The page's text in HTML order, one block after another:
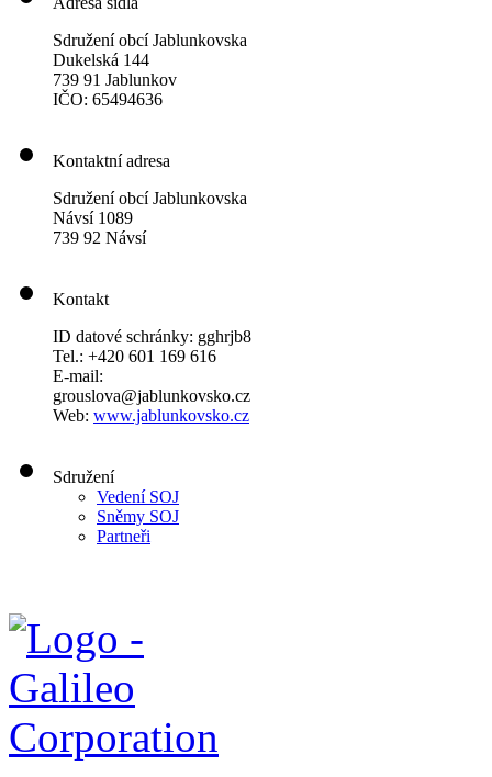
Sdružení obcí Jablunkovska
Dukelská 144
739 91 Jablunkov
IČO: 65494636
Kontaktní adresa
Sdružení obcí Jablunkovska
Návsí 1089
739 92 Návsí
Kontakt
ID datové schránky: gghrjb8
Tel.: +420 601 169 616
E-mail:
grouslova@jablunkovsko.cz
Web: www.jablunkovsko.cz
Sdružení
Vedení SOJ
Sněmy SOJ
Partneři